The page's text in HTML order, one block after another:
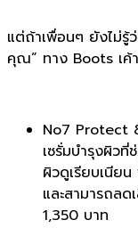
แต่ถ้าเพื่อนๆ ยังไม่รู้ว่
คุณ” ทาง Boots เค้
No7 Protect
เซรั่มบำรุงผิว
ผิวดูเรียบเนีย
และสามารถล
1,350 บาท